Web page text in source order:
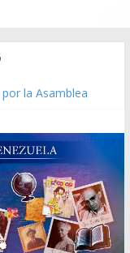
la Asamblea
año CXXXIII Mes V,